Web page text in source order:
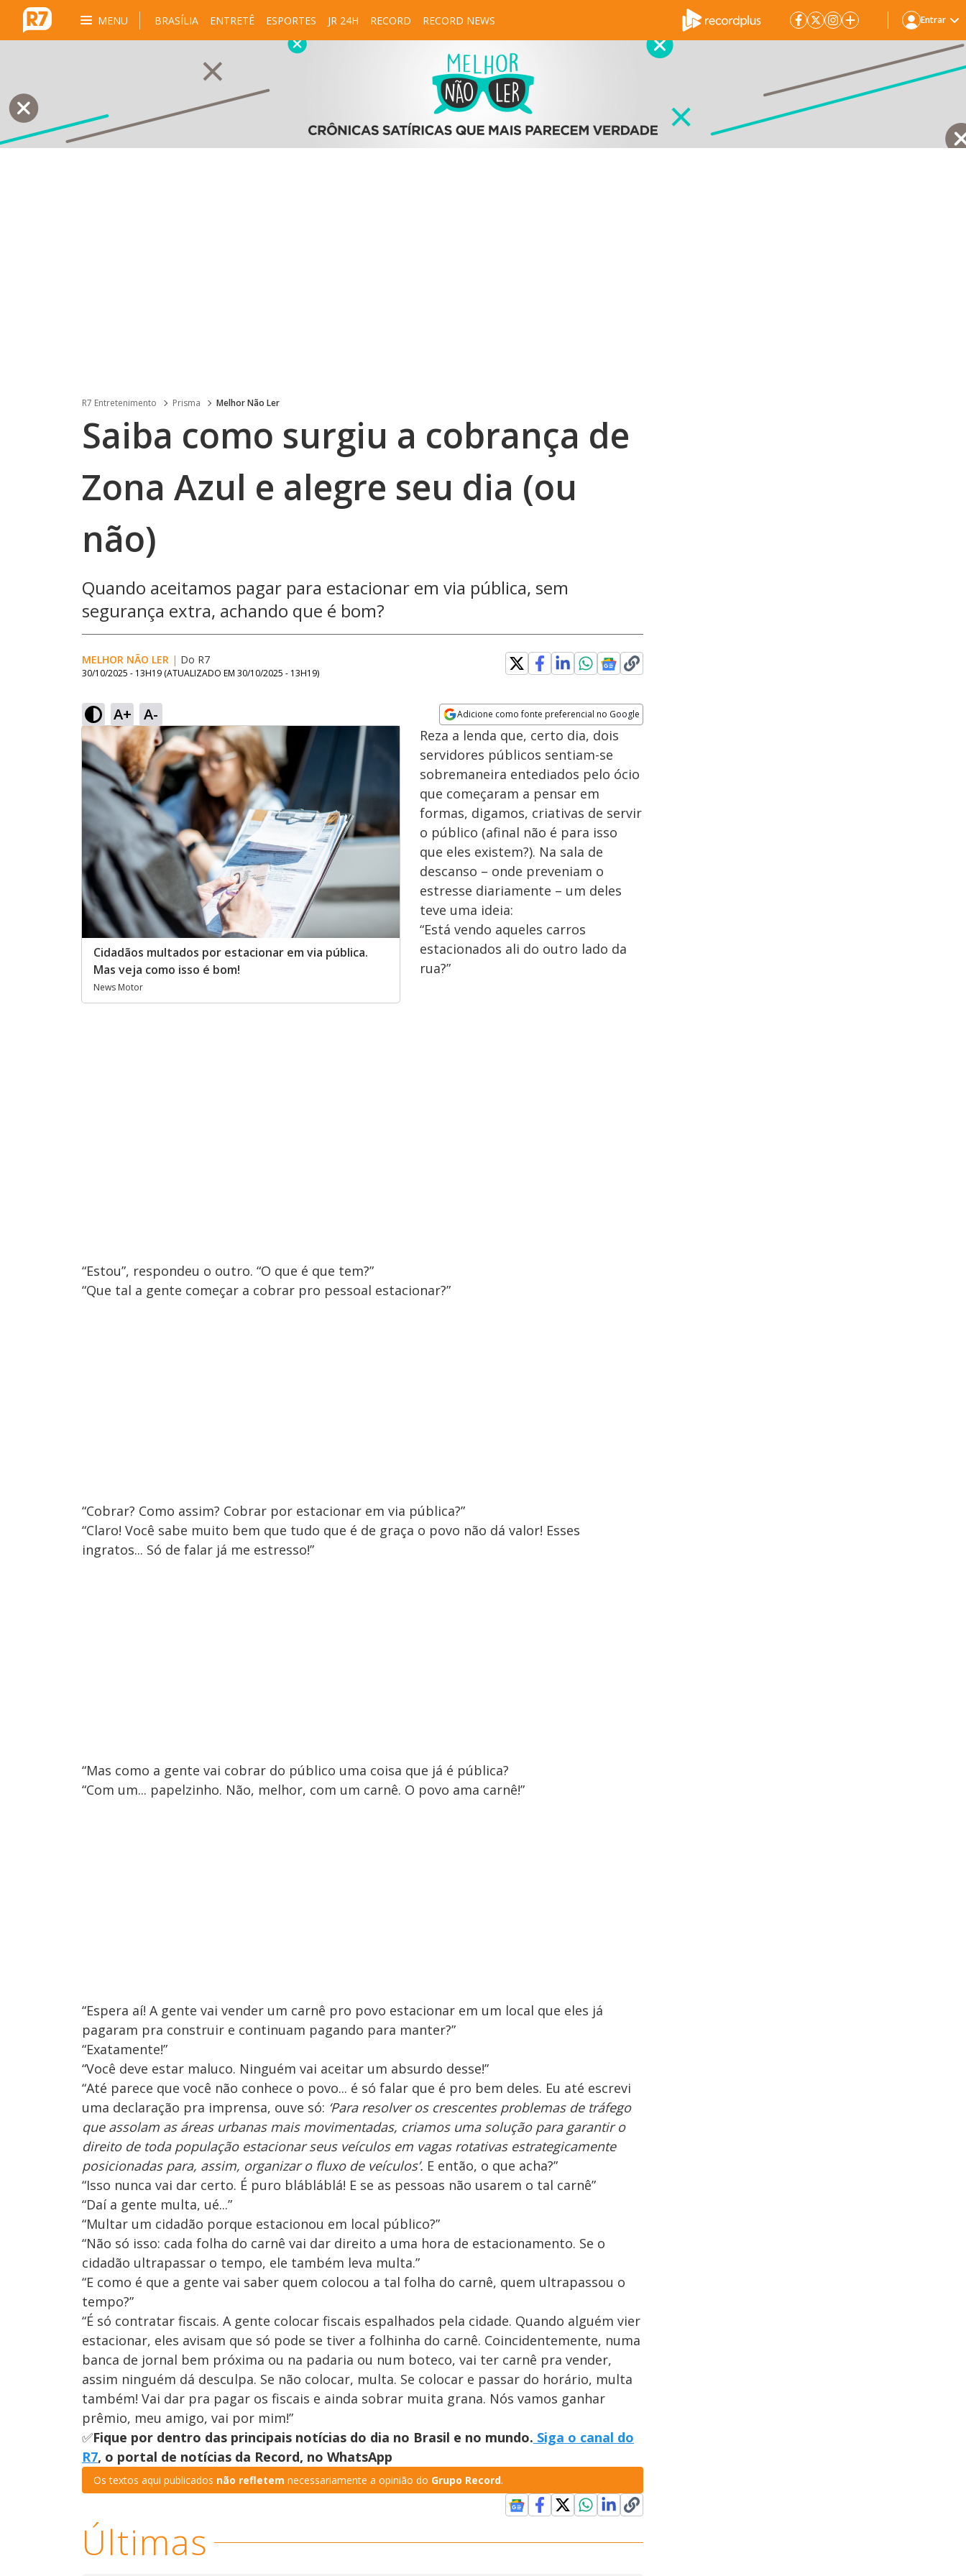
MENU BRASÍLIA ENTRETÊ ESPORTES JR 24H RECORD RECORD NEWS Entrar
R7 Entretenimento Prisma Melhor Não Ler
Saiba como surgiu a cobrança de
Zona Azul e alegre seu dia (ou
não)
Quando aceitamos pagar para estacionar em via pública, sem
segurança extra, achando que é bom?
MELHOR NÃO LER | Do R7
30/10/2025 - 13H19 (ATUALIZADO EM 30/10/2025 - 13H19)
A+ A- Adicione como fonte preferencial no Google
Opens in new window
Cidadãos multados por estacionar em via pública.
Mas veja como isso é bom!
News Motor
Reza a lenda que, certo dia, dois
servidores públicos sentiam-se
sobremaneira entediados pelo ócio
que começaram a pensar em
formas, digamos, criativas de servir
o público (afinal não é para isso
que eles existem?). Na sala de
descanso – onde preveniam o
estresse diariamente – um deles
teve uma ideia:
“Está vendo aqueles carros
estacionados ali do outro lado da
rua?”
“Estou”, respondeu o outro. “O que é que tem?”
“Que tal a gente começar a cobrar pro pessoal estacionar?”
“Cobrar? Como assim? Cobrar por estacionar em via pública?”
“Claro! Você sabe muito bem que tudo que é de graça o povo não dá valor! Esses
ingratos... Só de falar já me estresso!”
“Mas como a gente vai cobrar do público uma coisa que já é pública?
“Com um... papelzinho. Não, melhor, com um carnê. O povo ama carnê!”
“Espera aí! A gente vai vender um carnê pro povo estacionar em um local que eles já
pagaram pra construir e continuam pagando para manter?”
“Exatamente!”
“Você deve estar maluco. Ninguém vai aceitar um absurdo desse!”
“Até parece que você não conhece o povo... é só falar que é pro bem deles. Eu até escrevi
uma declaração pra imprensa, ouve só: ‘Para resolver os crescentes problemas de tráfego
que assolam as áreas urbanas mais movimentadas, criamos uma solução para garantir o
direito de toda população estacionar seus veículos em vagas rotativas estrategicamente
posicionadas para, assim, organizar o fluxo de veículos’. E então, o que acha?”
“Isso nunca vai dar certo. É puro blábláblá! E se as pessoas não usarem o tal carnê”
“Daí a gente multa, ué...”
“Multar um cidadão porque estacionou em local público?”
“Não só isso: cada folha do carnê vai dar direito a uma hora de estacionamento. Se o
cidadão ultrapassar o tempo, ele também leva multa.”
“E como é que a gente vai saber quem colocou a tal folha do carnê, quem ultrapassou o
tempo?”
“É só contratar fiscais. A gente colocar fiscais espalhados pela cidade. Quando alguém vier
estacionar, eles avisam que só pode se tiver a folhinha do carnê. Coincidentemente, numa
banca de jornal bem próxima ou na padaria ou num boteco, vai ter carnê pra vender,
assim ninguém dá desculpa. Se não colocar, multa. Se colocar e passar do horário, multa
também! Vai dar pra pagar os fiscais e ainda sobrar muita grana. Nós vamos ganhar
prêmio, meu amigo, vai por mim!”
✅Fique por dentro das principais notícias do dia no Brasil e no mundo. Siga o canal do
R7, o portal de notícias da Record, no WhatsApp
Os textos aqui publicados não refletem necessariamente a opinião do Grupo Record.
Últimas